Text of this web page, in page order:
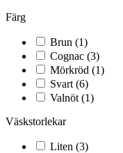
Färg
Brun (1)
Cognac (3)
Mörkröd (1)
Svart (6)
Valnöt (1)
Väskstorlekar
Liten (3)